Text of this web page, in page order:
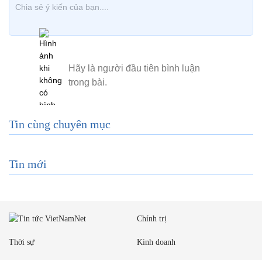
Tin cùng chuyên mục
Tin mới
Chính trị
Thời sự Kinh doanh